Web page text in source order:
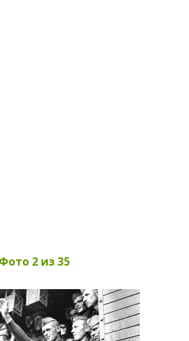
Фото 2 из 35